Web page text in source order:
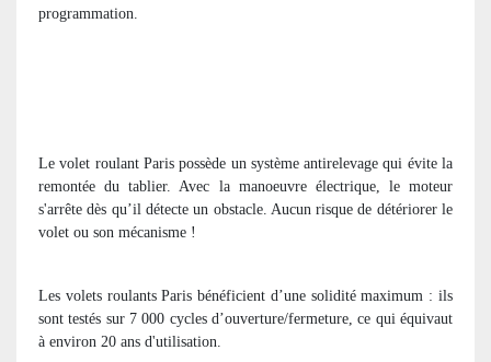
programmation.
Le volet roulant Paris possède un système antirelevage qui évite la
remontée du tablier. Avec la manoeuvre électrique, le moteur
s'arrête dès qu’il détecte un obstacle. Aucun risque de détériorer le
volet ou son mécanisme !
Les volets roulants Paris bénéficient d’une solidité maximum : ils
sont testés sur 7 000 cycles d’ouverture/fermeture, ce qui équivaut
à environ 20 ans d'utilisation.